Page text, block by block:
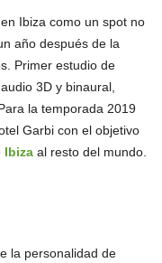
Ibiza como un spot no
año después de la
Primer estudio de
3D y binaural,
la temporada 2019
Garbi con el objetivo
Ibiza al resto del mundo.
la personalidad de